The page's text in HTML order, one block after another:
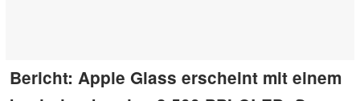
Bericht: Apple Glass erscheint mit einem